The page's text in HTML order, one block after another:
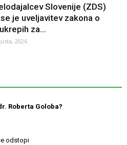
Slovenije (ZDS)
je uveljavitev zakona o
za...
2026
Roberta Goloba?
odstopi